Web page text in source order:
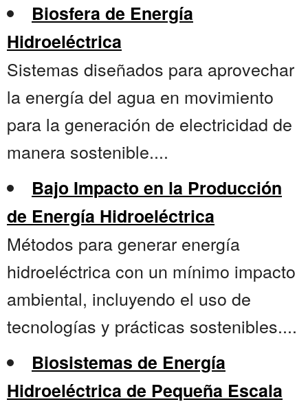
Biosfera de Energía
Hidroeléctrica
Sistemas diseñados para aprovechar
la energía del agua en movimiento
para la generación de electricidad de
manera sostenible....
Bajo Impacto en la Producción
de Energía Hidroeléctrica
Métodos para generar energía
hidroeléctrica con un mínimo impacto
ambiental, incluyendo el uso de
tecnologías y prácticas sostenibles....
Biosistemas de Energía
Hidroeléctrica de Pequeña Escala